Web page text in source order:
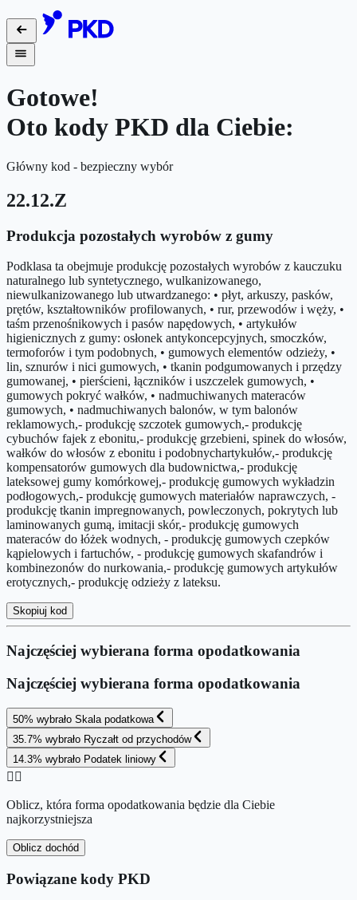
Gotowe!
Oto kody PKD dla Ciebie:
Główny kod - bezpieczny wybór
22.12.Z
Produkcja pozostałych wyrobów z gumy
Podklasa ta obejmuje produkcję pozostałych wyrobów z kauczuku
naturalnego lub syntetycznego, wulkanizowanego,
niewulkanizowanego lub utwardzanego: • płyt, arkuszy, pasków,
prętów, kształtowników profilowanych, • rur, przewodów i węży, •
taśm przenośnikowych i pasów napędowych, • artykułów
higienicznych z gumy: osłonek antykoncepcyjnych, smoczków,
termoforów i tym podobnych, • gumowych elementów odzieży, •
lin, sznurów i nici gumowych, • tkanin podgumowanych i przędzy
gumowanej, • pierścieni, łączników i uszczelek gumowych, •
gumowych pokryć wałków, • nadmuchiwanych materaców
gumowych, • nadmuchiwanych balonów, w tym balonów
reklamowych,- produkcję szczotek gumowych,- produkcję
cybuchów fajek z ebonitu,- produkcję grzebieni, spinek do włosów,
wałków do włosów z ebonitu i podobnychartykułów,- produkcję
kompensatorów gumowych dla budownictwa,- produkcję
lateksowej gumy komórkowej,- produkcję gumowych wykładzin
podłogowych,- produkcję gumowych materiałów naprawczych, -
produkcję tkanin impregnowanych, powleczonych, pokrytych lub
laminowanych gumą, imitacji skór,- produkcję gumowych
materaców do łóżek wodnych, - produkcję gumowych czepków
kąpielowych i fartuchów, - produkcję gumowych skafandrów i
kombinezonów do nurkowania,- produkcję gumowych artykułów
erotycznych,- produkcję odzieży z lateksu.
Skopiuj kod
Najczęściej wybierana forma opodatkowania
Najczęściej wybierana forma opodatkowania
50% wybrało Skala podatkowa
35.7% wybrało Ryczałt od przychodów
14.3% wybrało Podatek liniowy
👉🏻
Oblicz, która forma opodatkowania będzie dla Ciebie
najkorzystniejsza
Oblicz dochód
Powiązane kody PKD